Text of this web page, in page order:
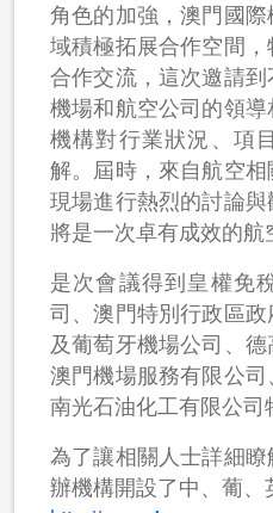
角色的加強，澳門國
域積極拓展合作空間
合作交流，這次邀請
機場和航空公司的領
機構對行業狀況、項
解。屆時，來自航空
現場進行熱烈的討論
將是一次卓有成效的航
是次會議得到皇權免
司、澳門特別行政區
及葡萄牙機場公司、
澳門機場服務有限公司
南光石油化工有限公司
為了讓相關人士詳細
辦機構開設了中、葡、